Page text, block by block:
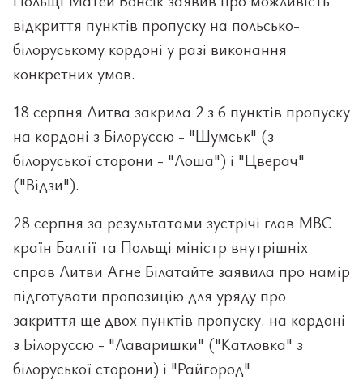
відкриття пунктів пропуску на польсько-
білоруському кордоні у разі виконання
конкретних умов.
18 серпня Литва закрила 2 з 6 пунктів пропуску
на кордоні з Білоруссю - "Шумськ" (з
білоруської сторони - "Лоша") і "Цверач"
("Відзи").
28 серпня за результатами зустрічі глав МВС
країн Балтії та Польщі міністр внутрішніх
справ Литви Агне Білатайте заявила про намір
підготувати пропозицію для уряду про
закриття ще двох пунктів пропуску. на кордоні
з Білоруссю - "Лаваришки" ("Катловка" з
білоруської сторони) і "Райгород"